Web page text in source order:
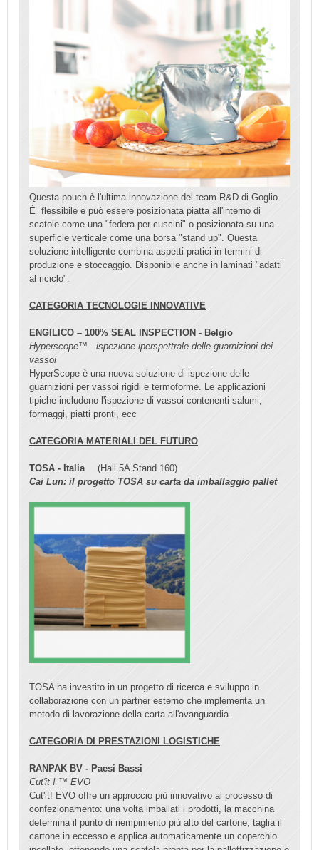
Questa pouch è l'ultima innovazione del team R&D di Goglio.
È flessibile e può essere posizionata piatta all'interno di
scatole come una "federa per cuscini" o posizionata su una
superficie verticale come una borsa "stand up". Questa
soluzione intelligente combina aspetti pratici in termini di
produzione e stoccaggio. Disponibile anche in laminati "adatti
al riciclo".
CATEGORIA TECNOLOGIE INNOVATIVE
ENGILICO – 100% SEAL INSPECTION - Belgio
Hyperscope™ - ispezione iperspettrale delle guarnizioni dei
vassoi
HyperScope è una nuova soluzione di ispezione delle
guarnizioni per vassoi rigidi e termoforme. Le applicazioni
tipiche includono l'ispezione di vassoi contenenti salumi,
formaggi, piatti pronti, ecc
CATEGORIA MATERIALI DEL FUTURO
TOSA - Italia
(Hall 5A Stand 160)
Cai Lun: il progetto TOSA su carta da imballaggio pallet
TOSA ha investito in un progetto di ricerca e sviluppo in
collaborazione con un partner esterno che implementa un
metodo di lavorazione della carta all'avanguardia.
CATEGORIA DI PRESTAZIONI LOGISTICHE
RANPAK BV - Paesi Bassi
Cut'it ! ™ EVO
Cut'it! EVO offre un approccio più innovativo al processo di
confezionamento: una volta imballati i prodotti, la macchina
determina il punto di riempimento più alto del cartone, taglia il
cartone in eccesso e applica automaticamente un coperchio